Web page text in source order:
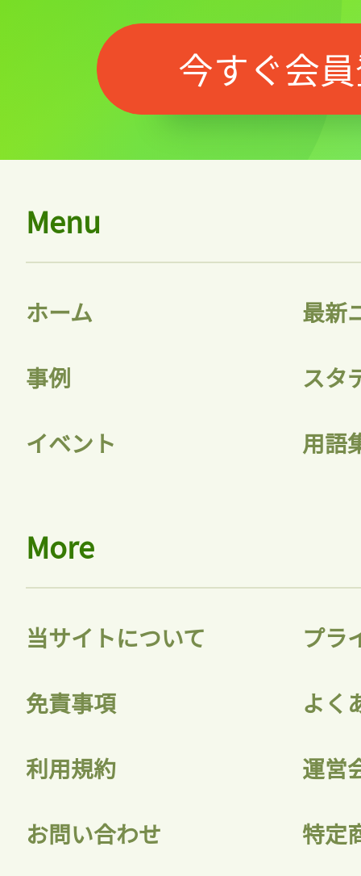
今すぐ会
Menu
ホーム 最新
事例 スタ
イベント 用語
More
当サイトについて プラ
免責事項 よく
利用規約 運営
お問い合わせ 特定